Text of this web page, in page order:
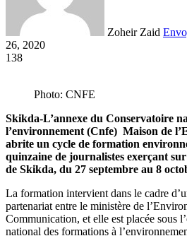
Zoheir Zaid
26, 2020
138
Photo: CNFE
Skikda-L’annexe du Conservatoire
l’environnement (Cnfe) Maison de
abrite un cycle de formation
quinzaine de journalistes exerçant
de Skikda, du 27 septembre au 8
La formation intervient dans le cadre
partenariat entre le ministère de
Communication, et elle est placée sous
national des formations à